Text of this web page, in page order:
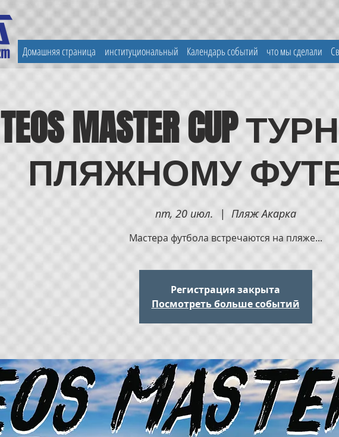
Домашняя страница институциональный Календарь событий что мы сделали
TEOS MASTER CUP
ПЛЯЖНОМУ
пт, 20 июл.
  |
Пляж Акарка
Мастера футбола встречаются на пляже...
Регистрация закрыта
Посмотреть больше событий